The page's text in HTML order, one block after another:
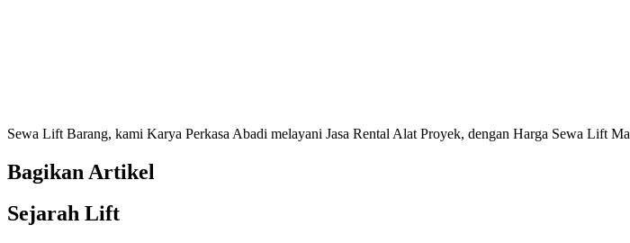
Sewa Lift Barang, kami Karya Perkasa Abadi melayani Jasa Rental Alat Proyek, dengan Harga Sewa Lift
Bagikan Artikel
Sejarah Lift